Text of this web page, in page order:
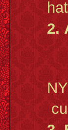
2.
-
-